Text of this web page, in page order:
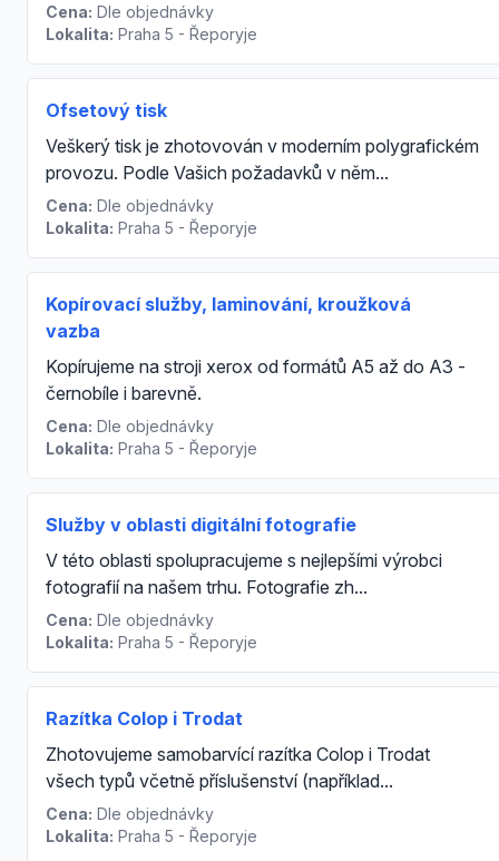
Cena: Dle objednávky
Lokalita: Praha 5 - Řeporyje
Ofsetový tisk
Veškerý tisk je zhotovován v moderním polygrafickém
provozu. Podle Vašich požadavků v něm...
Cena: Dle objednávky
Lokalita: Praha 5 - Řeporyje
Kopírovací služby, laminování, kroužková
vazba
Kopírujeme na stroji xerox od formátů A5 až do A3 -
černobíle i barevně.
Cena: Dle objednávky
Lokalita: Praha 5 - Řeporyje
Služby v oblasti digitální fotografie
V této oblasti spolupracujeme s nejlepšími výrobci
fotografií na našem trhu. Fotografie zh...
Cena: Dle objednávky
Lokalita: Praha 5 - Řeporyje
Razítka Colop i Trodat
Zhotovujeme samobarvící razítka Colop i Trodat
všech typů včetně příslušenství (například...
Cena: Dle objednávky
Lokalita: Praha 5 - Řeporyje